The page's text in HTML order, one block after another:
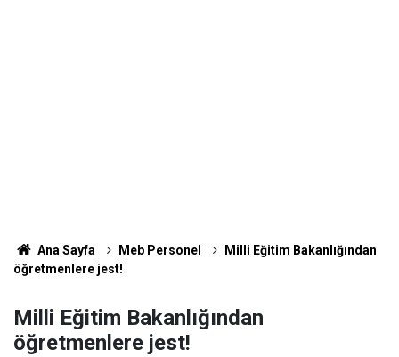
Ana Sayfa Meb Personel
Milli Eğitim Bakanlığından
öğretmenlere jest!
Milli Eğitim Bakanlığından
öğretmenlere jest!